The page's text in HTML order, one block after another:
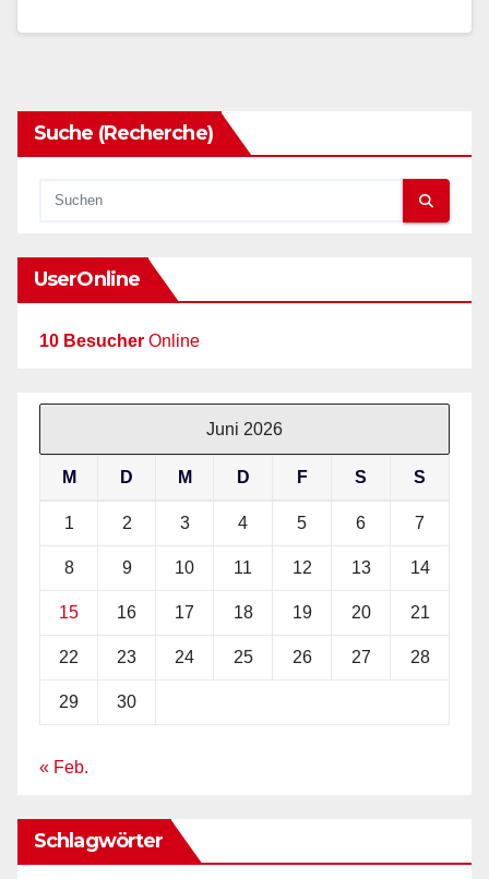
Suche (Recherche)
UserOnline
10 Besucher Online
Juni 2026
M D M D F S S
1 2 3 4 5 6 7
8 9 10 11 12 13 14
15 16 17 18 19 20 21
22 23 24 25 26 27 28
29 30
« Feb.
Schlagwörter